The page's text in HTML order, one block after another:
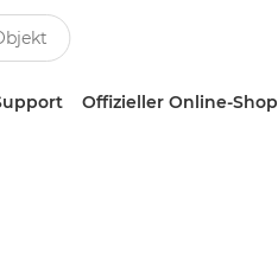
Offizieller Online-Shop